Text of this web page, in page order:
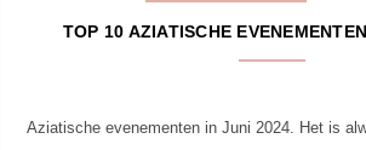
TOP 10 AZIATISCHE
Aziatische evenementen in Juni 2024. Het is